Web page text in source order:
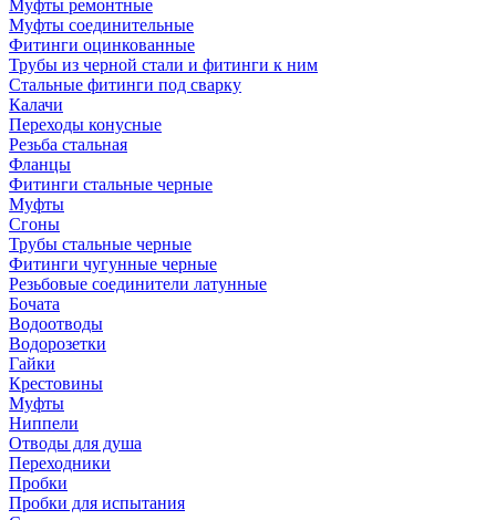
Муфты ремонтные
Муфты соединительные
Фитинги оцинкованные
Трубы из черной стали и фитинги к ним
Стальные фитинги под сварку
Калачи
Переходы конусные
Резьба стальная
Фланцы
Фитинги стальные черные
Муфты
Сгоны
Трубы стальные черные
Фитинги чугунные черные
Резьбовые соединители латунные
Бочата
Водоотводы
Водорозетки
Гайки
Крестовины
Муфты
Ниппели
Отводы для душа
Переходники
Пробки
Пробки для испытания